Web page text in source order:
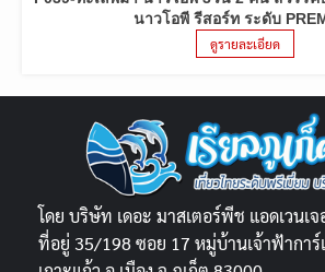
นาวโอพี รีสอร์ท ระดับ
ดูรายละเอียด
โดย บริษัท เดอะ มาสเตอร์พีช แอดเวนเจ
ที่อยู่ 35/198 ซอย 17 หมู่บ้านเจ้าฟ้าการ์